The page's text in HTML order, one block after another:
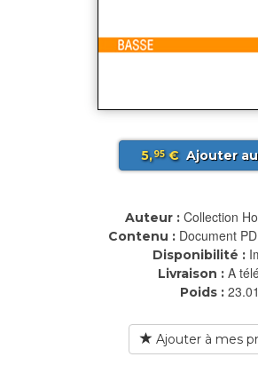
5,95€ Ajouter
Auteur : Collection
Contenu : Document
Disponibilité :
Livraison : A
Poids :
Ajouter à mes